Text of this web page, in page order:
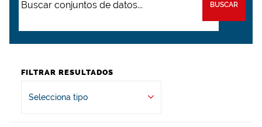
BUSCAR
FILTRAR RESULTADOS
Selecciona tipo